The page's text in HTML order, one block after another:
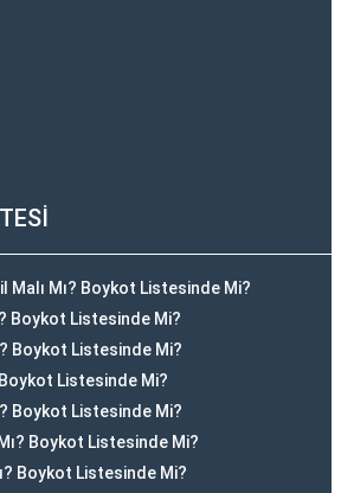
Malı Mı? Boykot Listesinde Mi?
Boykot Listesinde Mi?
Boykot Listesinde Mi?
Listesinde Mi?
Boykot Listesinde Mi?
Boykot Listesinde Mi?
Boykot Listesinde Mi?